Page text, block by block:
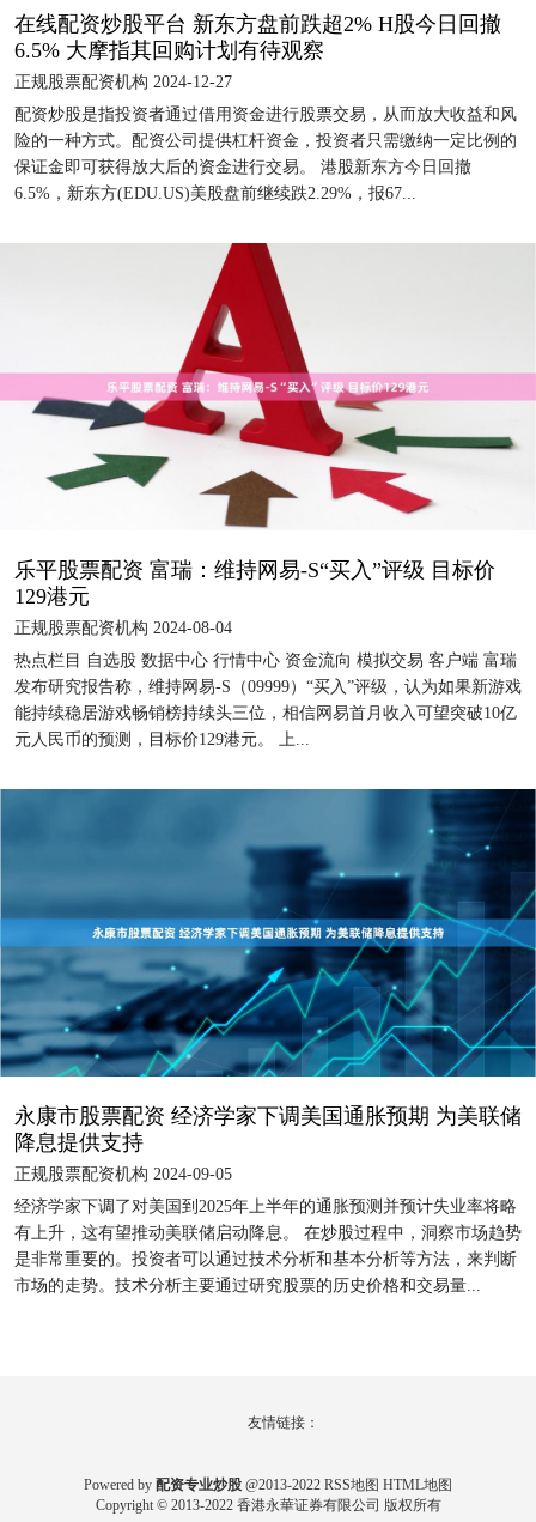
在线配资炒股平台 新东方盘前跌超2% H股今日回撤
6.5% 大摩指其回购计划有待观察
正规股票配资机构 2024-12-27
配资炒股是指投资者通过借用资金进行股票交易，从而放大收益和风
险的一种方式。配资公司提供杠杆资金，投资者只需缴纳一定比例的
保证金即可获得放大后的资金进行交易。 港股新东方今日回撤
6.5%，新东方(EDU.US)美股盘前继续跌2.29%，报67...
乐平股票配资 富瑞：维持网易-S“买入”评级 目标价
129港元
正规股票配资机构 2024-08-04
热点栏目 自选股 数据中心 行情中心 资金流向 模拟交易 客户端 富瑞
发布研究报告称，维持网易-S（09999）“买入”评级，认为如果新游戏
能持续稳居游戏畅销榜持续头三位，相信网易首月收入可望突破10亿
元人民币的预测，目标价129港元。 上...
永康市股票配资 经济学家下调美国通胀预期 为美联储
降息提供支持
正规股票配资机构 2024-09-05
经济学家下调了对美国到2025年上半年的通胀预测并预计失业率将略
有上升，这有望推动美联储启动降息。 在炒股过程中，洞察市场趋势
是非常重要的。投资者可以通过技术分析和基本分析等方法，来判断
市场的走势。技术分析主要通过研究股票的历史价格和交易量...
友情链接：
Powered by 配资专业炒股 @2013-2022 RSS地图 HTML地图
Copyright © 2013-2022 香港永華证券有限公司 版权所有